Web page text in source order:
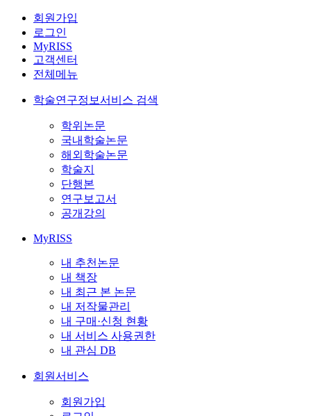
회원가입
로그인
MyRISS
고객센터
전체메뉴
학술연구정보서비스 검색
학위논문
국내학술논문
해외학술논문
학술지
단행본
연구보고서
공개강의
MyRISS
내 추천논문
내 책장
내 최근 본 논문
내 저작물관리
내 구매·신청 현황
내 서비스 사용권한
내 관심 DB
회원서비스
회원가입